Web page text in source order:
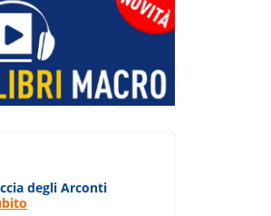
degli Arconti